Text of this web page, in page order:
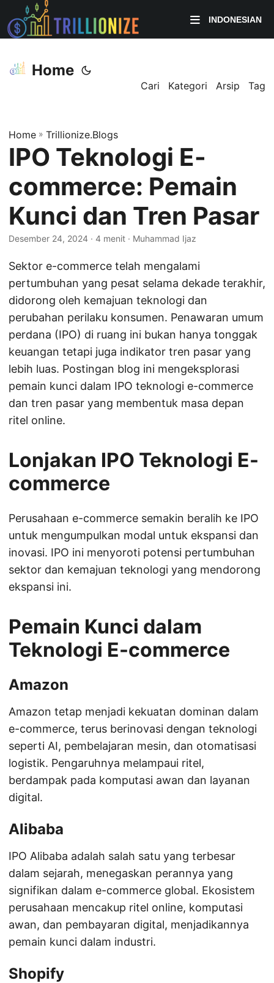
INDONESIAN
Home
Cari Kategori Arsip Tag
Home » Trillionize.Blogs
IPO Teknologi E-
commerce: Pemain
Kunci dan Tren Pasar
Desember 24, 2024 · 4 menit · Muhammad Ijaz
Sektor e-commerce telah mengalami
pertumbuhan yang pesat selama dekade terakhir,
didorong oleh kemajuan teknologi dan
perubahan perilaku konsumen. Penawaran umum
perdana (IPO) di ruang ini bukan hanya tonggak
keuangan tetapi juga indikator tren pasar yang
lebih luas. Postingan blog ini mengeksplorasi
pemain kunci dalam IPO teknologi e-commerce
dan tren pasar yang membentuk masa depan
ritel online.
Lonjakan IPO Teknologi E-
commerce
Perusahaan e-commerce semakin beralih ke IPO
untuk mengumpulkan modal untuk ekspansi dan
inovasi. IPO ini menyoroti potensi pertumbuhan
sektor dan kemajuan teknologi yang mendorong
ekspansi ini.
Pemain Kunci dalam
Teknologi E-commerce
Amazon
Amazon tetap menjadi kekuatan dominan dalam
e-commerce, terus berinovasi dengan teknologi
seperti AI, pembelajaran mesin, dan otomatisasi
logistik. Pengaruhnya melampaui ritel,
berdampak pada komputasi awan dan layanan
digital.
Alibaba
IPO Alibaba adalah salah satu yang terbesar
dalam sejarah, menegaskan perannya yang
signifikan dalam e-commerce global. Ekosistem
perusahaan mencakup ritel online, komputasi
awan, dan pembayaran digital, menjadikannya
pemain kunci dalam industri.
Shopify